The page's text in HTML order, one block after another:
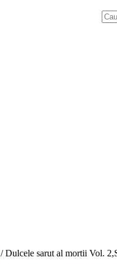
/ Dulcele sarut al mortii Vol.